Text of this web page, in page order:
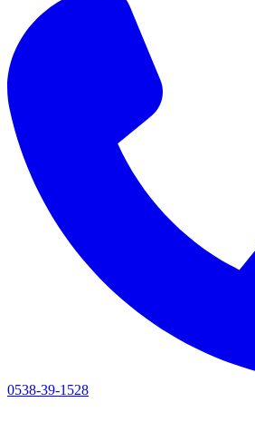
0538-39-1528